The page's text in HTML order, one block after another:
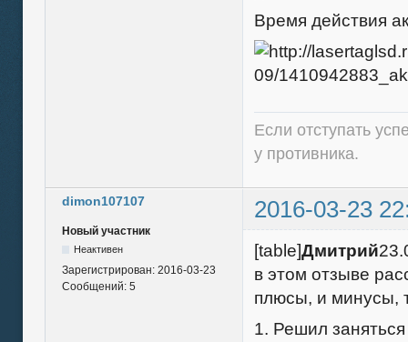
Время действия
Если отступать
у противника.
dimon107107 2016-03-23
Новый участник
Неактивен
Зарегистрирован: 2016-03-23
Сообщений: 5
[table]Дмитрий
в этом отзыве
плюсы, и минусы,
1. Решил